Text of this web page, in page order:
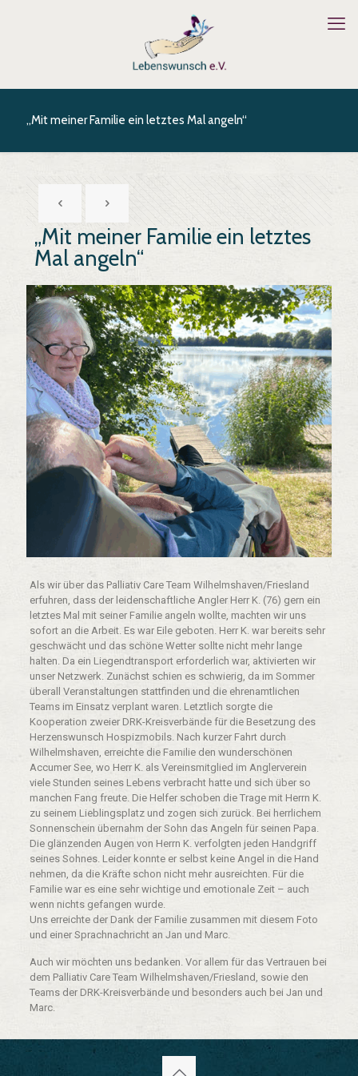
„Mit meiner Familie ein letztes Mal angeln“
„Mit meiner Familie ein letztes
Mal angeln“
Als wir über das Palliativ Care Team Wilhelmshaven/Friesland
erfuhren, dass der leidenschaftliche Angler Herr K. (76) gern ein
letztes Mal mit seiner Familie angeln wollte, machten wir uns
sofort an die Arbeit. Es war Eile geboten. Herr K. war bereits sehr
geschwächt und das schöne Wetter sollte nicht mehr lange
halten. Da ein Liegendtransport erforderlich war, aktivierten wir
unser Netzwerk. Zunächst schien es schwierig, da im Sommer
überall Veranstaltungen stattfinden und die ehrenamtlichen
Teams im Einsatz verplant waren. Letztlich sorgte die
Kooperation zweier DRK-Kreisverbände für die Besetzung des
Herzenswunsch Hospizmobils. Nach kurzer Fahrt durch
Wilhelmshaven, erreichte die Familie den wunderschönen
Accumer See, wo Herr K. als Vereinsmitglied im Anglerverein
viele Stunden seines Lebens verbracht hatte und sich über so
manchen Fang freute. Die Helfer schoben die Trage mit Herrn K.
zu seinem Lieblingsplatz und zogen sich zurück. Bei herrlichem
Sonnenschein übernahm der Sohn das Angeln für seinen Papa.
Die glänzenden Augen von Herrn K. verfolgten jeden Handgriff
seines Sohnes. Leider konnte er selbst keine Angel in die Hand
nehmen, da die Kräfte schon nicht mehr ausreichten. Für die
Familie war es eine sehr wichtige und emotionale Zeit – auch
wenn nichts gefangen wurde.
Uns erreichte der Dank der Familie zusammen mit diesem Foto
und einer Sprachnachricht an Jan und Marc.
Auch wir möchten uns bedanken. Vor allem für das Vertrauen bei
dem Palliativ Care Team Wilhelmshaven/Friesland, sowie den
Teams der DRK-Kreisverbände und besonders auch bei Jan und
Marc.